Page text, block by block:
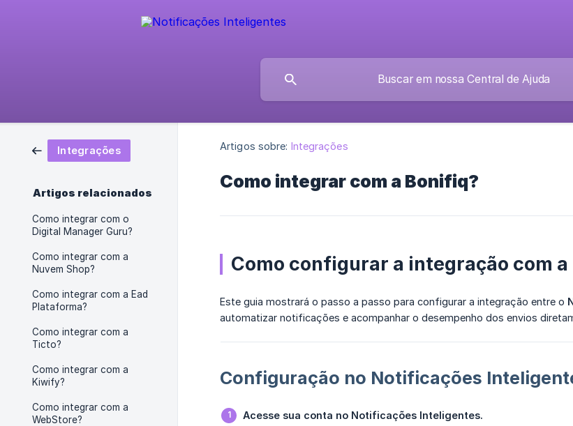
Integrações
Artigos relacionados
Como integrar com o
Digital Manager Guru?
Como integrar com a
Nuvem Shop?
Como integrar com a Ead
Plataforma?
Como integrar com a
Ticto?
Como integrar com a
Kiwify?
Como integrar com a
WebStore?
Artigos sobre: Integrações
Como integrar com a Bonifiq?
Como configurar a integração com a
Este guia mostrará o passo a passo para configurar a integração entre o
automatizar notificações e acompanhar o desempenho dos envios
Configuração no Notificações
Acesse sua conta no Notificações Inteligentes.